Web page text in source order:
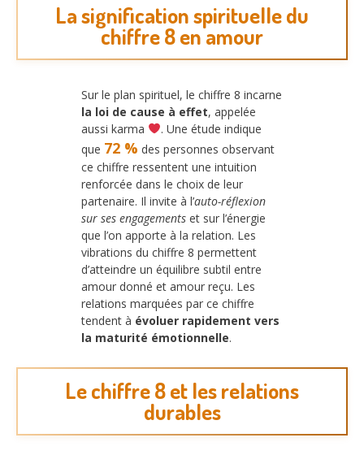
La signification spirituelle du
chiffre 8 en amour
Sur le plan spirituel, le chiffre 8 incarne
la loi de cause à effet, appelée
aussi karma
. Une étude indique
que 72 % des personnes observant
ce chiffre ressentent une intuition
renforcée dans le choix de leur
partenaire. Il invite à l’auto-réflexion
sur ses engagements et sur l’énergie
que l’on apporte à la relation. Les
vibrations du chiffre 8 permettent
d’atteindre un équilibre subtil entre
amour donné et amour reçu. Les
relations marquées par ce chiffre
tendent à évoluer rapidement vers
la maturité émotionnelle.
Le chiffre 8 et les relations
durables